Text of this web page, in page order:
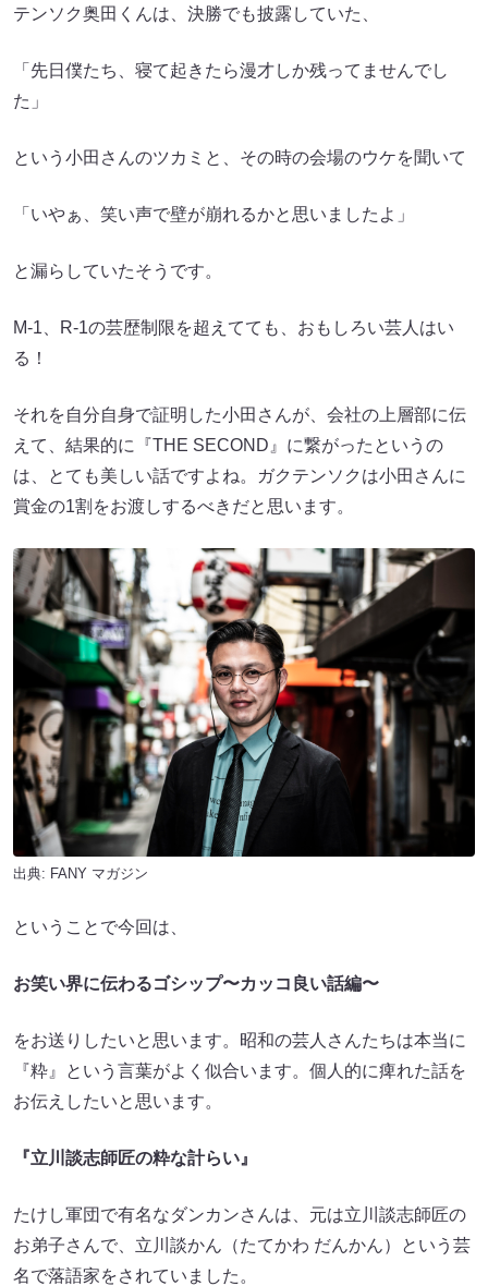
テンソク奥田くんは、決勝でも披露していた、
「先日僕たち、寝て起きたら漫才しか残ってませんでし
た」
という小田さんのツカミと、その時の会場のウケを聞いて
「いやぁ、笑い声で壁が崩れるかと思いましたよ」
と漏らしていたそうです。
M-1、R-1の芸歴制限を超えてても、おもしろい芸人はい
る！
それを自分自身で証明した小田さんが、会社の上層部に伝
えて、結果的に『THE SECOND』に繋がったというの
は、とても美しい話ですよね。ガクテンソクは小田さんに
賞金の1割をお渡しするべきだと思います。
出典: FANY マガジン
ということで今回は、
お笑い界に伝わるゴシップ〜カッコ良い話編〜
をお送りしたいと思います。昭和の芸人さんたちは本当に
『粋』という言葉がよく似合います。個人的に痺れた話を
お伝えしたいと思います。
『立川談志師匠の粋な計らい』
たけし軍団で有名なダンカンさんは、元は立川談志師匠の
お弟子さんで、立川談かん（たてかわ だんかん）という芸
名で落語家をされていました。